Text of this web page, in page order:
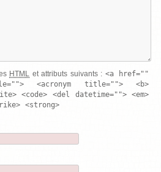
HTML et attributs suivants : <a href=""
<acronym title=""> <b>
<code> <del datetime=""> <em>
<strong>